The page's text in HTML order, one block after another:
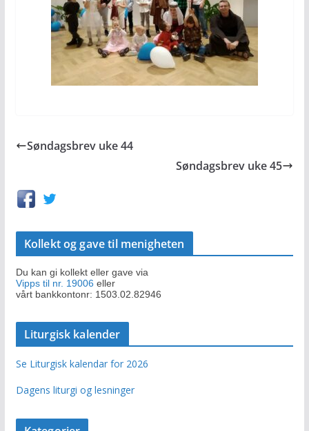
Søndagsbrev uke 44
Søndagsbrev uke 45
Kollekt og gave til menigheten
Du kan gi kollekt eller gave via
Vipps til nr. 19006 eller
vårt bankkontonr: 1503.02.82946
Liturgisk kalender
Se Liturgisk kalendar for 2026
Dagens liturgi og lesninger